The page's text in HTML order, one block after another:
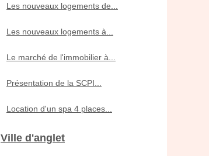
Les nouveaux logements de...
Les nouveaux logements à...
Le marché de l'immobilier à...
Présentation de la SCPI...
Location d'un spa 4 places...
Ville d'anglet